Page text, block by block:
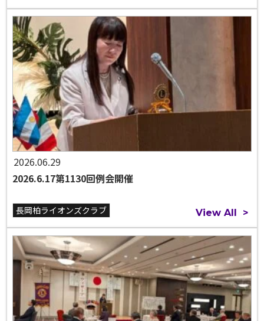
2026.06.29
2026.6.17第1130回例会開催
長岡柏ライオンズクラブ View All >